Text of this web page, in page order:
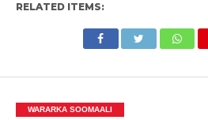
RELATED ITEMS:
WARARKA SOOMAALI